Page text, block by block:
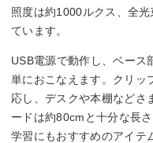
–
消費電力
2.8 W
照度は約1000ルクス、全
ています。
USB電源で動作し、ベース
単におこなえます。クリッ
応し、デスクや本棚などさ
ードは約80cmと十分な長
学習にもおすすめのアイテ